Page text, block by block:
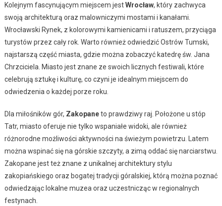
Kolejnym fascynującym miejscem jestWrocław, który zachwyca
swoją architekturą oraz malowniczymi mostami i kanałami.
Wrocławski Rynek, z kolorowymi kamienicami i ratuszem, przyciąga
turystów przez cały rok. Warto również odwiedzić Ostrów Tumski,
najstarszą część miasta, gdzie można zobaczyć katedrę św. Jana
Chrzciciela. Miasto jest znane ze swoich licznych festiwali, które
celebrują sztukę i kulturę, co czyni je idealnym miejscem do
odwiedzenia o każdej porze roku.
Dla miłośników gór, Zakopaneto prawdziwy raj. Położone u stóp
Tatr, miasto oferuje nie tylko wspaniałe widoki, ale również
różnorodne możliwości aktywności na świeżym powietrzu. Latem
można wspinać się na górskie szczyty, a zimą oddać się narciarstwu.
Zakopane jest też znane z unikalnej architektury stylu
zakopiańskiego oraz bogatej tradycji góralskiej, którą można poznać
odwiedzając lokalne muzea oraz uczestnicząc w regionalnych
festynach.